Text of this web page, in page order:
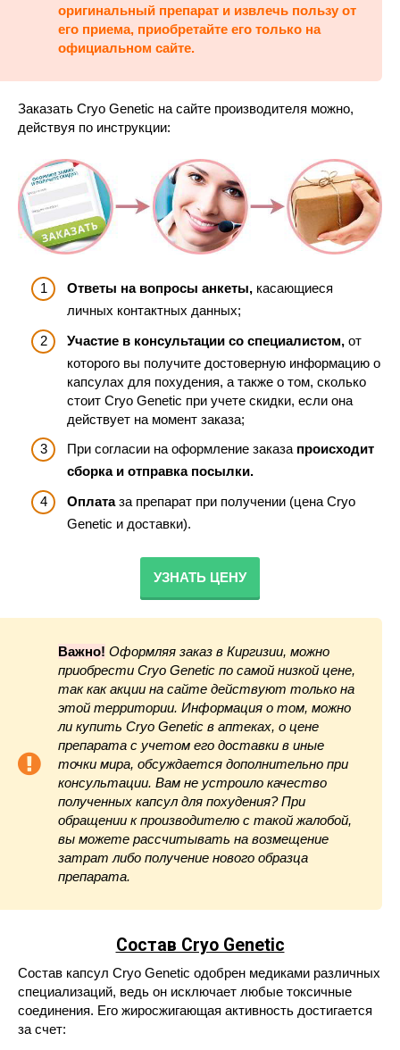
оригинальный препарат и извлечь пользу от
его приема, приобретайте его только на
официальном сайте.
Заказать Cryo Genetic на сайте производителя можно,
действуя по инструкции:
Ответы на вопросы анкеты, касающиеся
личных контактных данных;
Участие в консультации со специалистом, от
которого вы получите достоверную информацию о
капсулах для похудения, а также о том, сколько
стоит Cryo Genetic при учете скидки, если она
действует на момент заказа;
При согласии на оформление заказа происходит
сборка и отправка посылки.
Оплатаза препарат при получении (цена Cryo
Genetic и доставки).
УЗНАТЬ ЦЕНУ
Важно! Оформляя заказ в Киргизии, можно
приобрести Cryo Genetic по самой низкой цене,
так как акции на сайте действуют только на
этой территории. Информация о том, можно
ли купить Cryo Genetic в аптеках, о цене
препарата с учетом его доставки в иные
точки мира, обсуждается дополнительно при
консультации. Вам не устроило качество
полученных капсул для похудения? При
обращении к производителю с такой жалобой,
вы можете рассчитывать на возмещение
затрат либо получение нового образца
препарата.
Состав Cryo Genetic
Состав капсул Cryo Genetic одобрен медиками различных
специализаций, ведь он исключает любые токсичные
соединения. Его жиросжигающая активность достигается
за счет: